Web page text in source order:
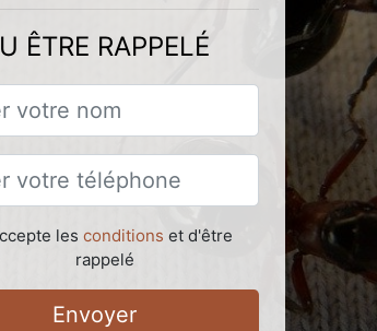
ÊTRE RAPPELÉ
les conditions et d'être
rappelé
Envoyer